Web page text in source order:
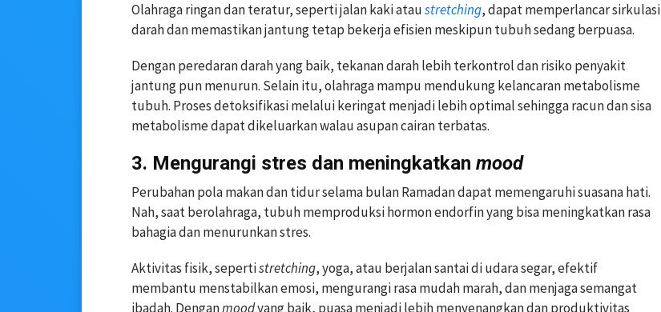
Olahraga ringan dan teratur, seperti jalan kaki ataustretching, dapat memperlancar sirkulasi
darah dan memastikan jantung tetap bekerja efisien meskipun tubuh sedang berpuasa.
Dengan peredaran darah yang baik, tekanan darah lebih terkontrol dan risiko penyakit
jantung pun menurun. Selain itu, olahraga mampu mendukung kelancaran metabolisme
tubuh. Proses detoksifikasi melalui keringat menjadi lebih optimal sehingga racun dan sisa
metabolisme dapat dikeluarkan walau asupan cairan terbatas.
3. Mengurangi stres dan meningkatkan mood
Perubahan pola makan dan tidur selama bulan Ramadan dapat memengaruhi suasana hati.
Nah, saat berolahraga, tubuh memproduksi hormon endorfin yang bisa meningkatkan rasa
bahagia dan menurunkan stres.
Aktivitas fisik, sepertistretching, yoga, atau berjalan santai di udara segar, efektif
membantu menstabilkan emosi, mengurangi rasa mudah marah, dan menjaga semangat
ibadah. Denganmoodyang baik, puasa menjadi lebih menyenangkan dan produktivitas